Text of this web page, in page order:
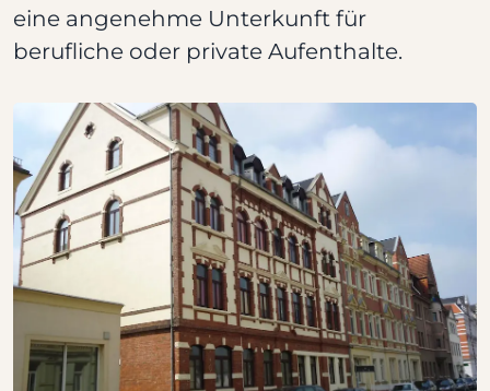
eine angenehme Unterkunft für
berufliche oder private Aufenthalte.